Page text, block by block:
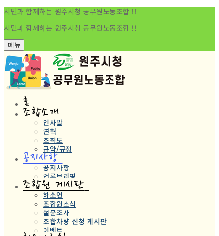
시민과 함께하는 원주시청 공무원노동조합 !!
시민과 함께하는 원주시청 공무원노동조합 !!
메뉴
홈
조합소개
인사말
연혁
조직도
규약/규정
공지사항
공지사항
언론브리핑
조합원 게시판
하소연
조합원소식
설문조사
조합차량 신청 게시판
이벤트